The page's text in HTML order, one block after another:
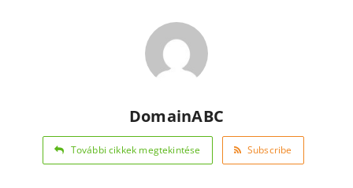
DomainABC
További cikkek megtekintése Subscribe